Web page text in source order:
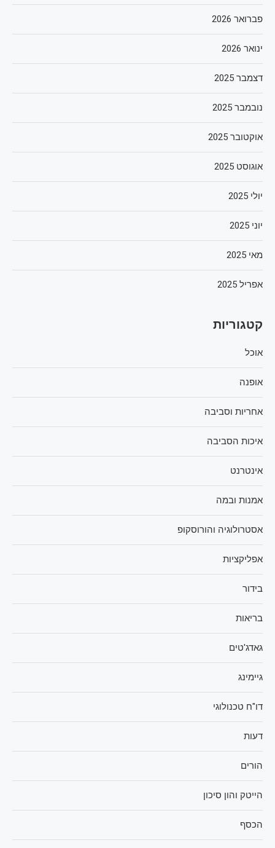
פברואר 2026
ינואר 2026
דצמבר 2025
נובמבר 2025
אוקטובר 2025
אוגוסט 2025
יולי 2025
יוני 2025
מאי 2025
אפריל 2025
קטגוריות
אוכל
אופנה
אחריות וסביבה
איכות הסביבה
אינטרנט
אמנות ובמה
אסטרולוגיה והורוסקופ
אפליקציות
בידור
בריאות
גאדג'טים
גיימינג
דו"ח טכנולוגי
דעות
הורים
הייטק והון סיכון
הכסף